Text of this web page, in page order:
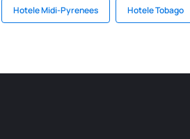
Hotele Midi-Pyrenees Hotele Tobago